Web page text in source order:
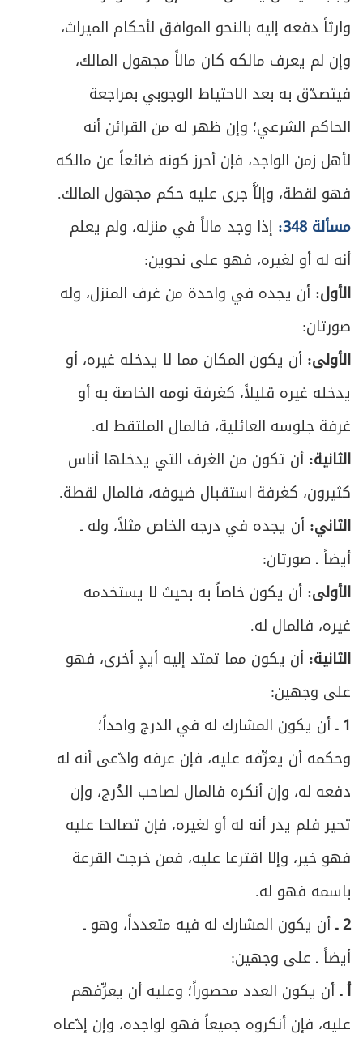
وارثاً دفعه إليه بالنحو الموافق لأحكام الميراث،
وإن لم يعرف مالكه كان مالاً مجهول المالك،
فيتصدّق به بعد الاحتياط الوجوبي بمراجعة
الحاكم الشرعي؛ وإن ظهر له من القرائن أنه
لأهل زمن الواجد، فإن أحرز كونه ضائعاً عن مالكه
فهو لقطة، وإلاَّ جرى عليه حكم مجهول المالك.
مسألة 348:
إذا وجد مالاً في منزله، ولم يعلم
أنه له أو لغيره، فهو على نحوين:
الأول: أن يجده في واحدة من غرف المنزل، وله
صورتان:
الأولى: أن يكون المكان مما لا يدخله غيره، أو
يدخله غيره قليلاً، كغرفة نومه الخاصة به أو
غرفة جلوسه العائلية، فالمال الملتقط له.
الثانية: أن تكون من الغرف التي يدخلها أناس
كثيرون، كغرفة استقبال ضيوفه، فالمال لقطة.
الثاني: أن يجده في درجه الخاص مثلاً، وله ـ
أيضاً ـ صورتان:
الأولى: أن يكون خاصاً به بحيث لا يستخدمه
غيره، فالمال له.
الثانية: أن يكون مما تمتد إليه أيدٍ أخرى، فهو
على وجهين:
1 ـ أن يكون المشارك له في الدرج واحداً؛
وحكمه أن يعرِّفه عليه، فإن عرفه وادّعى أنه له
دفعه له، وإن أنكره فالمال لصاحب الدُرج، وإن
تحير فلم يدر أنه له أو لغيره، فإن تصالحا عليه
فهو خير، وإلا اقترعا عليه، فمن خرجت القرعة
باسمه فهو له.
2 ـ أن يكون المشارك له فيه متعدداً، وهو ـ
أيضاً ـ على وجهين:
أ ـأن يكون العدد محصوراً؛ وعليه أن يعرِّفهم
عليه، فإن أنكروه جميعاً فهو لواجده، وإن إدّعاه
671 المبحث الثالث: في الشروط المعتبرة في الوارث
ص
684 الفصل الثاني: في كيفية توزيع التركة
685 المبحث الأول: في إرث المتقربين بالنسب
ص
716 المبحث الثاني: في تفصيل إرث ذوي الأسباب
ص 720 في ميراث ذوي الحالات المشكلة
ص
723
المبحث الأول: في ميراث الغرقى والمهدوم
عليهم ونحوهم
729
ص 731
المبحث الثالث: في أمور مشكلة متفرقة
بالميراث